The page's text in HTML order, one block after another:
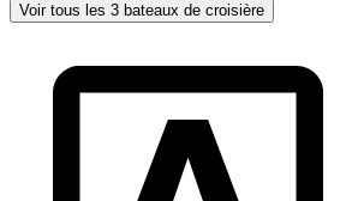
Voir tous les 3 bateaux de croisière